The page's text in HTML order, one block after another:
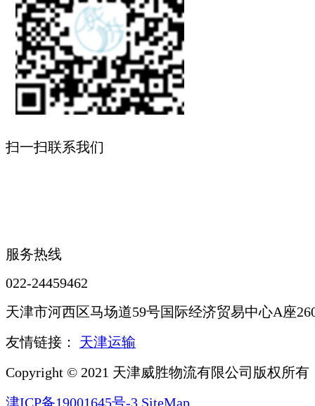
扫一扫联系我们
服务热线
022-24459462
天津市河西区马场道59号国际经济贸易中心A座
友情链接： 天津运输
Copyright © 2021 天津威胜物流有限公司版权所有
津ICP备19001645号-3 SiteMap